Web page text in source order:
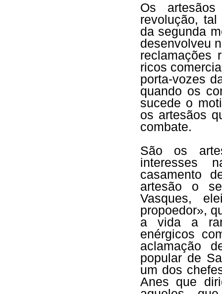
Os
revolução,
da segunda
desenvolveu
reclamações
ricos
porta-vozes
quando os
sucede o
os artesãos
combate.
São os
interesses
casamento
artesão o
Vasques,
propoedor»,
a vida a
enérgicos
aclamação
popular de
um dos
Anes que